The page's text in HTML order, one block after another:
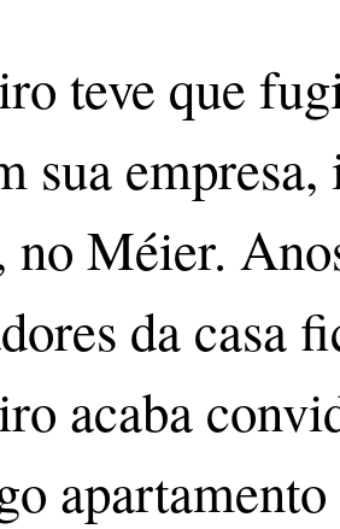
teve que
sua
no Méier.
da casa
acaba